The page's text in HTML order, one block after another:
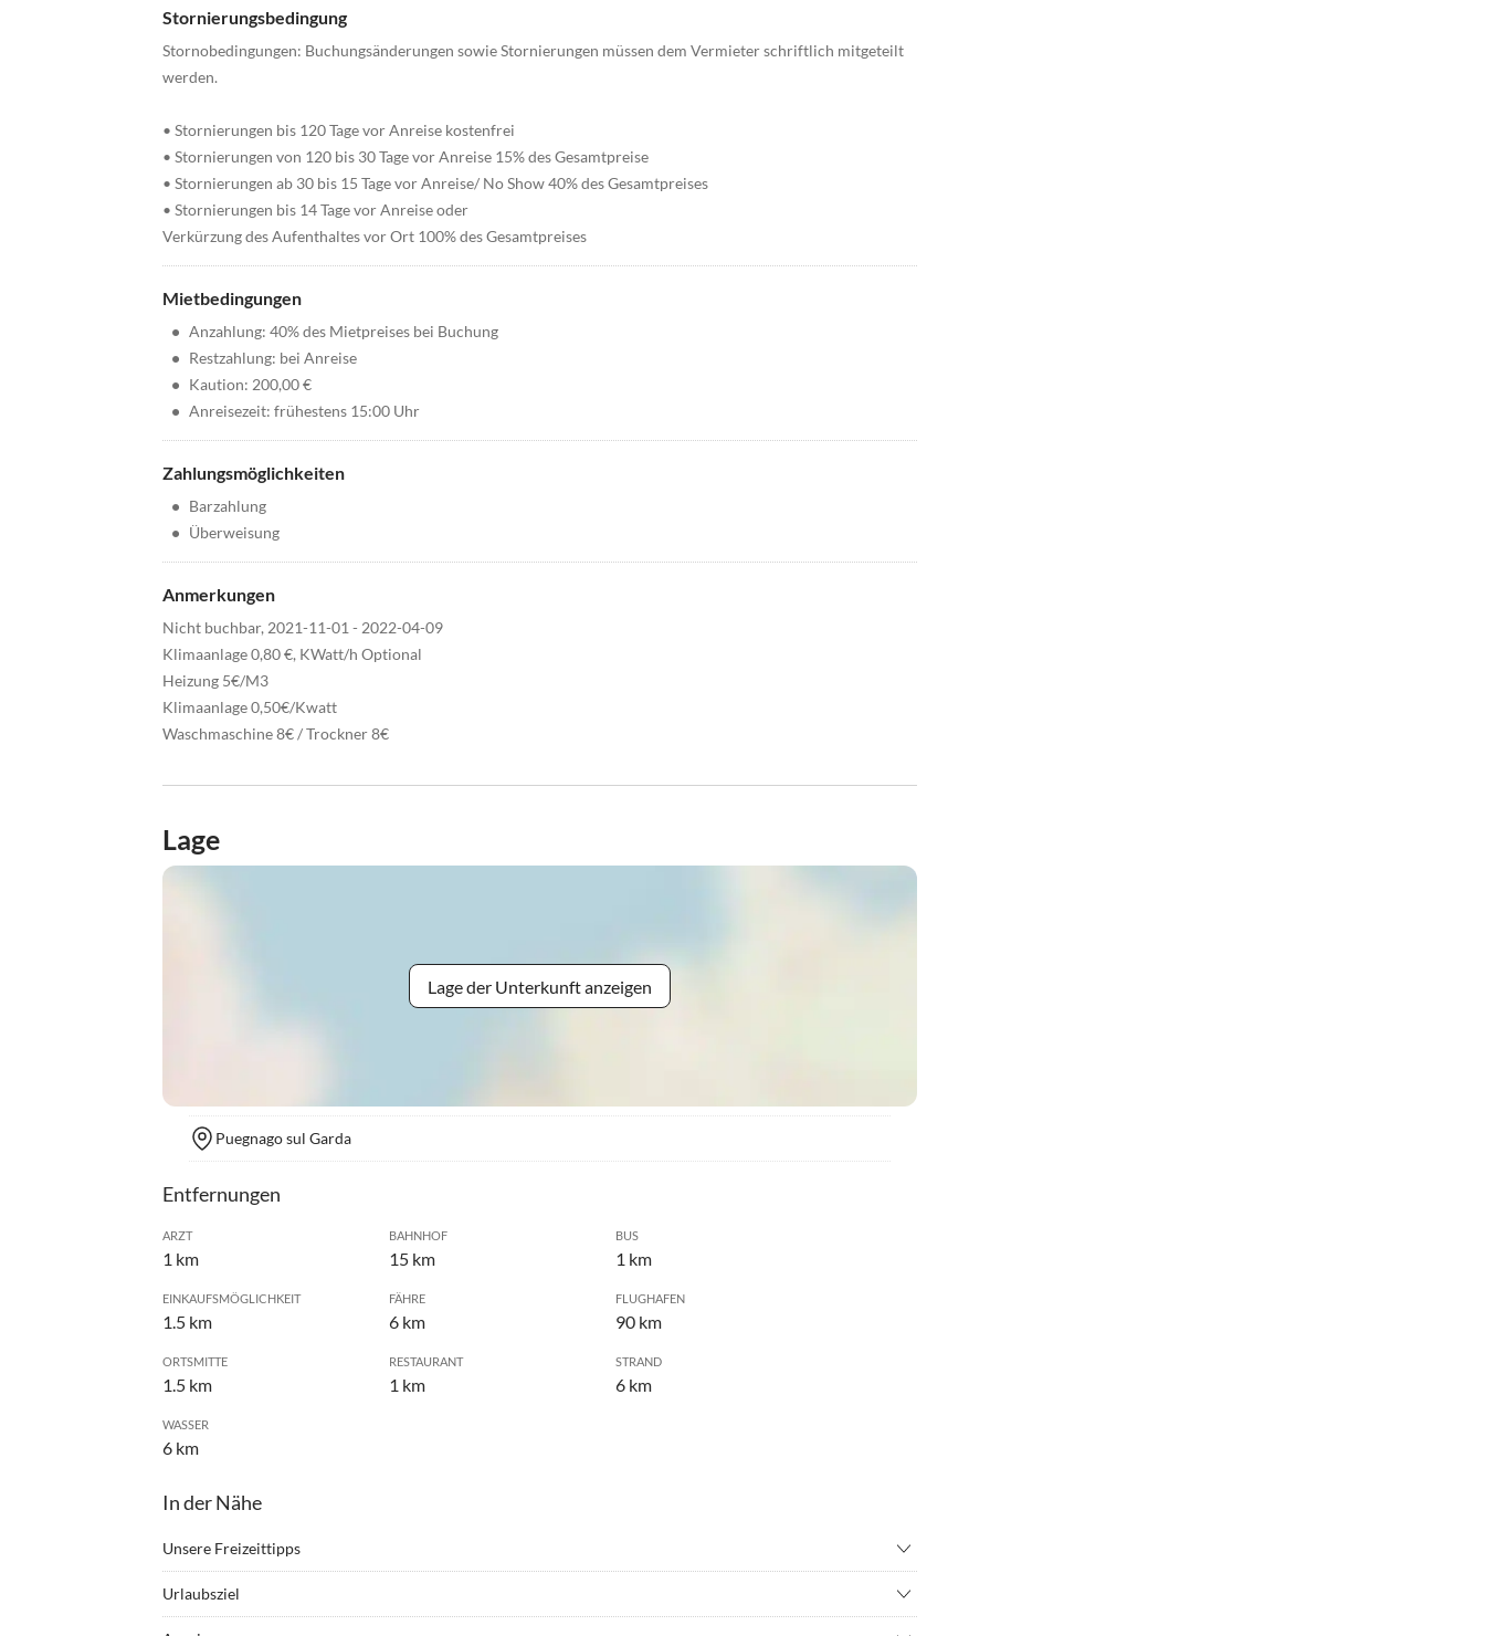
Stornierungsbedingung
Stornobedingungen: Buchungsänderungen sowie Stornierungen müssen dem Vermieter schriftlich mitgeteilt
werden.
• Stornierungen bis 120 Tage vor Anreise kostenfrei
• Stornierungen von 120 bis 30 Tage vor Anreise 15% des Gesamtpreise
• Stornierungen ab 30 bis 15 Tage vor Anreise/ No Show 40% des Gesamtpreises
• Stornierungen bis 14 Tage vor Anreise oder
Verkürzung des Aufenthaltes vor Ort 100% des Gesamtpreises
Mietbedingungen
• Anzahlung: 40% des Mietpreises bei Buchung
• Restzahlung: bei Anreise
• Kaution: 200,00 €
• Anreisezeit: frühestens 15:00 Uhr
Zahlungsmöglichkeiten
• Barzahlung
• Überweisung
Anmerkungen
Nicht buchbar, 2021-11-01 - 2022-04-09
Klimaanlage 0,80 €, KWatt/h Optional
Heizung 5€/M3
Klimaanlage 0,50€/Kwatt
Waschmaschine 8€ / Trockner 8€
Lage
Lage der Unterkunft anzeigen
Puegnago sul Garda
Entfernungen
ARZT
1 km
BAHNHOF
15 km
BUS
1 km
EINKAUFSMÖGLICHKEIT
1.5 km
FÄHRE
6 km
FLUGHAFEN
90 km
ORTSMITTE
1.5 km
RESTAURANT
1 km
STRAND
6 km
WASSER
6 km
In der Nähe
Unsere Freizeittipps
Urlaubsziel